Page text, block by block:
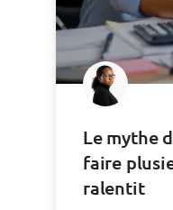
Le mythe
faire
ralentit